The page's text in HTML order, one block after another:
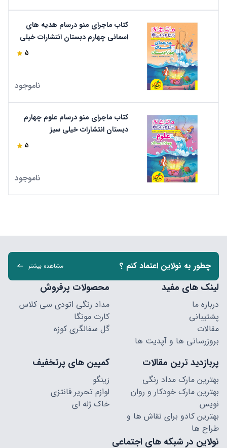
کتاب ماجرای منو درسام هدیه های
اسمانی چهارم دبستان انتشارات خیلی
5
ناموجود
کتاب ماجرای منو درسام علوم چهارم
دبستان انتشارات خیلی سبز
5
ناموجود
چطور به نولاین اعتماد کنم ؟ مشاهده بیشتر
لینک های مفید
درباره ما
پشتیبانی
مقالات
بروزرسانی ها و آپدیت ها
محصولات پرفروش
مداد رنگی اتودی سی کلاس
کارت مونگا
گل سفالگری کوزه
پربازدید ترین مقالات
بهترین مارک مداد رنگی
بهترین مارک خودکار و روان
نویس
بهترین کادو برای نقاش ها و
طراح ها
کمپین های پرتخفیف
زینگو
لوازم تحریر فانتزی
خاک ژله ای
نولاین در شبکه های اجتماعی